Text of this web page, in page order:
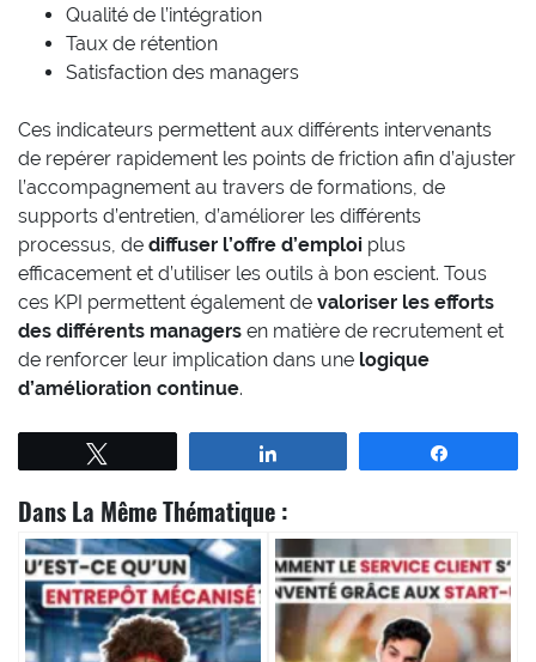
Qualité de l’intégration
Taux de rétention
Satisfaction des managers
Ces indicateurs permettent aux différents intervenants
de repérer rapidement les points de friction afin d’ajuster
l’accompagnement au travers de formations, de
supports d’entretien, d’améliorer les différents
processus, de diffuser l’offre d’emploi plus
efficacement et d’utiliser les outils à bon escient. Tous
ces KPI permettent également de valoriser les efforts
des différents managers en matière de recrutement et
de renforcer leur implication dans une logique
d’amélioration continue.
Dans La Même Thématique :